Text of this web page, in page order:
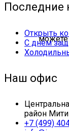
Последние
Открыть
С днём
Наш офис
район
+7 (499)